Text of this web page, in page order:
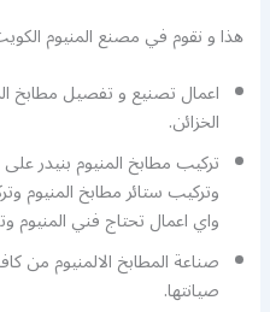
هذا و نقوم في مصنع المنيوم
اعمال تصنيع و تفصيل مطابخ
الخزائن.
تركيب مطابخ المنيوم بنيدر
وتركيب ستائر مطابخ
واي اعمال تحتاج فني المنيوم
صناعة المطابخ الالمنيوم من
صيانتها.